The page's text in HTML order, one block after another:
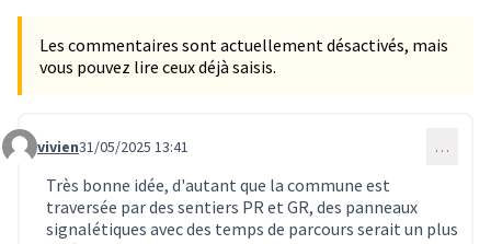
Les commentaires sont actuellement désactivés, mais
vous pouvez lire ceux déjà saisis.
Commentaire 344
vivien31/05/2025 13:41 …
Très bonne idée, d'autant que la commune est
traversée par des sentiers PR et GR, des panneaux
signalétiques avec des temps de parcours serait un plus